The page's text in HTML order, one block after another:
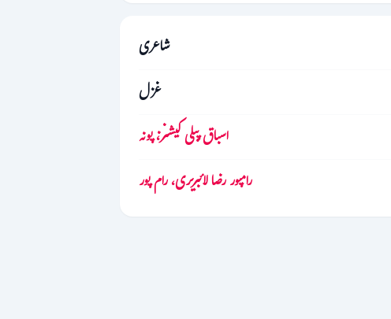
شاعری
غزل
اسباق پبلی کیشنز، پونہ
رامپور رضا لائبریری، رام پور